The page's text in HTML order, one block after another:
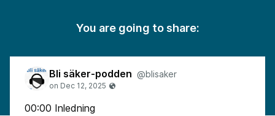
You are going to share:
Bli säker-podden @blisaker
00:00 Inledning